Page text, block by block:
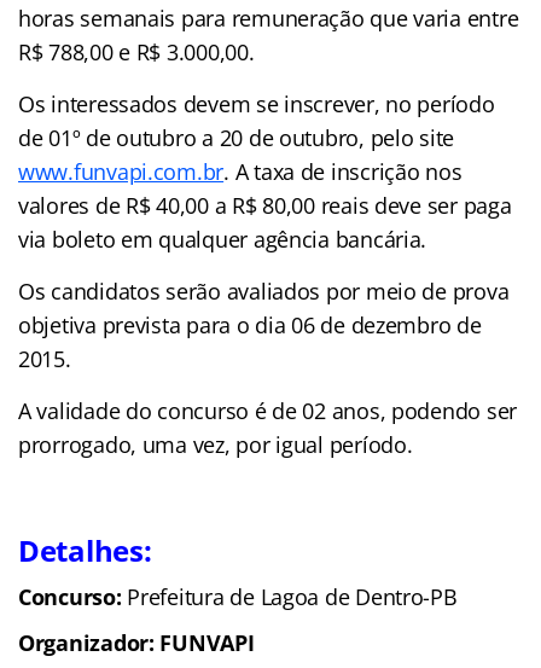
horas semanais para remuneração que varia entre
R$ 788,00 e R$ 3.000,00.
Os interessados devem se inscrever, no período
de 01º de outubro a 20 de outubro, pelo site
www.funvapi.com.br. A taxa de inscrição nos
valores de R$ 40,00 a R$ 80,00 reais deve ser paga
via boleto em qualquer agência bancária.
Os candidatos serão avaliados por meio de prova
objetiva prevista para o dia 06 de dezembro de
2015.
A validade do concurso é de 02 anos, podendo ser
prorrogado, uma vez, por igual período.
Detalhes:
Concurso: Prefeitura de Lagoa de Dentro-PB
Organizador: FUNVAPI